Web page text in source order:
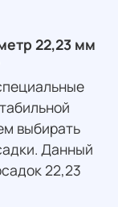
22,23 мм
выбирать
Данный
22,23